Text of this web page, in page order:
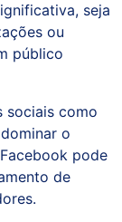
seja
ou
público
sociais como
o
pode
de